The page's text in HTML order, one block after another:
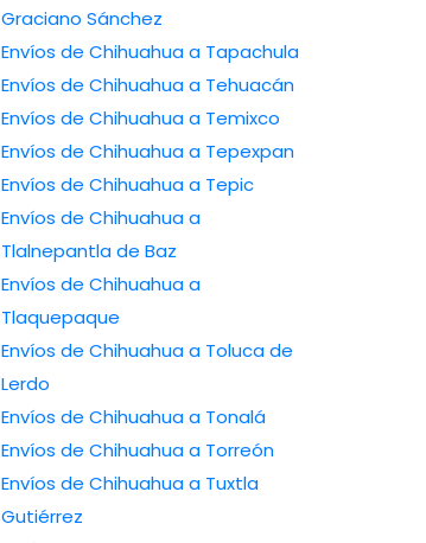
Graciano Sánchez
Envíos de Chihuahua a Tapachula
Envíos de Chihuahua a Tehuacán
Envíos de Chihuahua a Temixco
Envíos de Chihuahua a Tepexpan
Envíos de Chihuahua a Tepic
Envíos de Chihuahua a
Tlalnepantla de Baz
Envíos de Chihuahua a
Tlaquepaque
Envíos de Chihuahua a Toluca de
Lerdo
Envíos de Chihuahua a Tonalá
Envíos de Chihuahua a Torreón
Envíos de Chihuahua a Tuxtla
Gutiérrez